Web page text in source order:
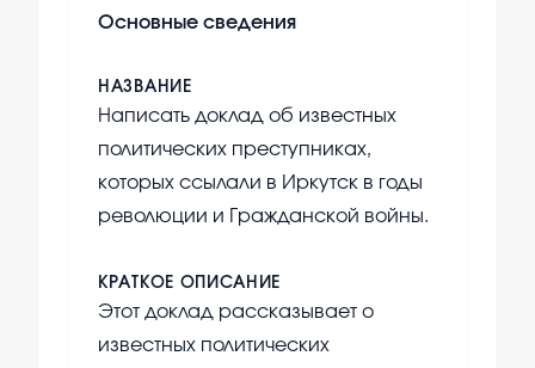
Основные сведения
НАЗВАНИЕ
Написать доклад об известных
политических преступниках,
которых ссылали в Иркутск в годы
революции и Гражданской войны.
КРАТКОЕ ОПИСАНИЕ
Этот доклад рассказывает о
известных политических